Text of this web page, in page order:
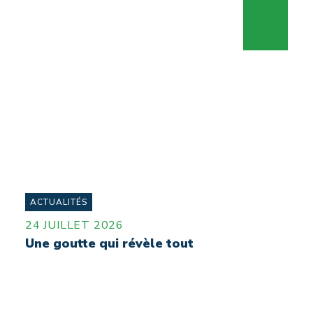
ACTUALITÉS
24 JUILLET 2026
Une goutte qui révèle tout